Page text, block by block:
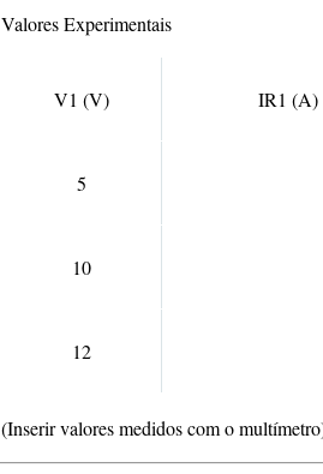
Valores Experimentais
V1 (V) IR1 (A)
5
10
12
(Inserir valores medidos com o